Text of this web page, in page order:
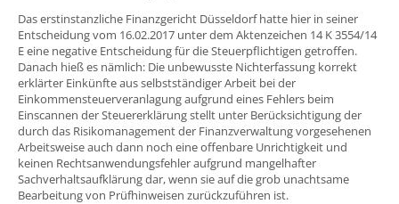
Das erstinstanzliche Finanzgericht Düsseldorf hatte hier in seiner
Entscheidung vom 16.02.2017 unter dem Aktenzeichen 14 K 3554/14
E eine negative Entscheidung für die Steuerpflichtigen getroffen.
Danach hieß es nämlich: Die unbewusste Nichterfassung korrekt
erklärter Einkünfte aus selbstständiger Arbeit bei der
Einkommensteuerveranlagung aufgrund eines Fehlers beim
Einscannen der Steuererklärung stellt unter Berücksichtigung der
durch das Risikomanagement der Finanzverwaltung vorgesehenen
Arbeitsweise auch dann noch eine offenbare Unrichtigkeit und
keinen Rechtsanwendungsfehler aufgrund mangelhafter
Sachverhaltsaufklärung dar, wenn sie auf die grob unachtsame
Bearbeitung von Prüfhinweisen zurückzuführen ist.